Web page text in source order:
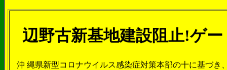
辺野古新基地建設阻止!ゲ
沖 縄県新型コロナウイルス感染症対策本部の十に基づ